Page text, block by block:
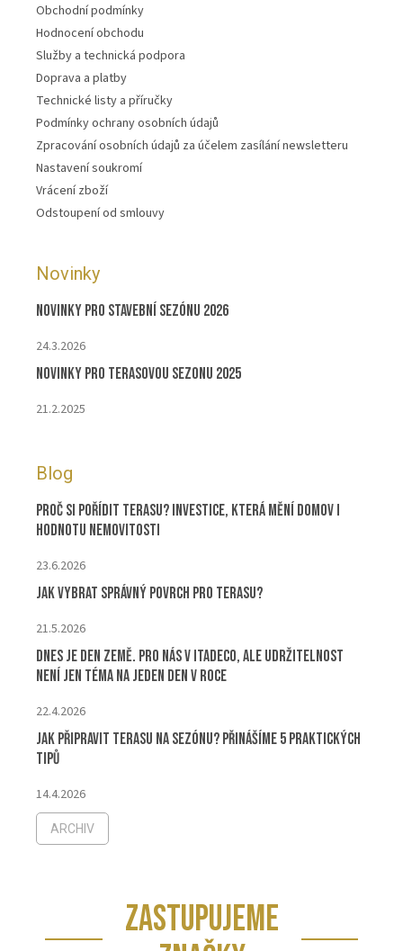
Obchodní podmínky
Hodnocení obchodu
Služby a technická podpora
Doprava a platby
Technické listy a příručky
Podmínky ochrany osobních údajů
Zpracování osobních údajů za účelem zasílání newsletteru
Nastavení soukromí
Vrácení zboží
Odstoupení od smlouvy
Novinky
Novinky pro stavební sezónu 2026
24.3.2026
Novinky pro terasovou sezonu 2025
21.2.2025
Blog
Proč si pořídit terasu? Investice, která mění domov i
hodnotu nemovitosti
23.6.2026
Jak vybrat správný povrch pro terasu?
21.5.2026
Dnes je Den Země. Pro nás v ITADECO, ale udržitelnost
není jen téma na jeden den v roce
22.4.2026
Jak připravit terasu na sezónu? Přinášíme 5 praktických
tipů
14.4.2026
ARCHIV
ZASTUPUJEME